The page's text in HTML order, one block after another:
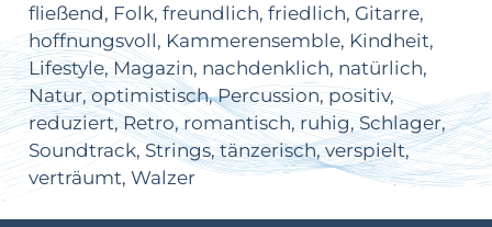
fließend, Folk, freundlich, friedlich, Gitarre,
hoffnungsvoll, Kammerensemble, Kindheit,
Lifestyle, Magazin, nachdenklich, natürlich,
Natur, optimistisch, Percussion, positiv,
reduziert, Retro, romantisch, ruhig, Schlager,
Soundtrack, Strings, tänzerisch, verspielt,
verträumt, Walzer